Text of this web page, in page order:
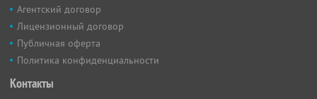
Агентский договор
Лицензионный договор
Публичная оферта
Политика конфиденциальности
Контакты